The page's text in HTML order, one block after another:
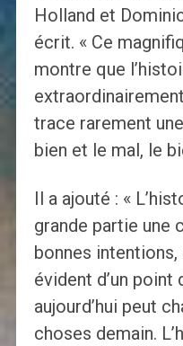
Holland et
écrit. « Ce
montre que
trace rarement
bien et le mal, le
Il a ajouté : «
grande partie une
bonnes
évident d’un point
aujourd’hui peut
choses demain.